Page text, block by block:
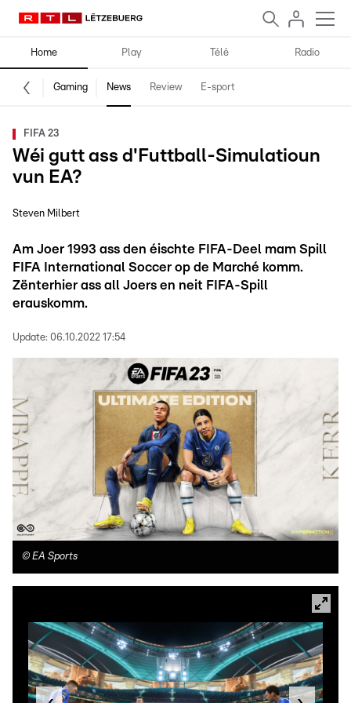
Home Play Télé Radio
Gaming News Review E-sport
FIFA 23
Wéi gutt ass d'Futtball-Simulatioun
vun EA?
Steven Milbert
Am Joer 1993 ass den éischte FIFA-Deel mam Spill
FIFA International Soccer op de Marché komm.
Zënterhier ass all Joers en neit FIFA-Spill
erauskomm.
Update: 06.10.2022 17:54
© EA Sports